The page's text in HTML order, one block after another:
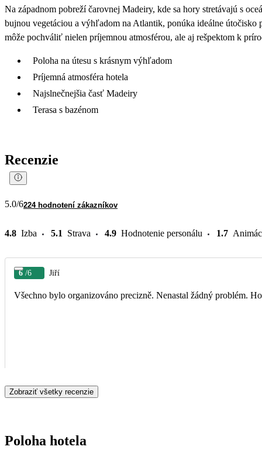
Na západnom pobreží čarovnej Madeiry, kde sa hory stretávajú s
bujnou vegetáciou a výhľadom na Atlantik, ponúka ideálne
môže pochváliť nielen príjemnou atmosférou, ale aj rešpektom k
Poloha na útesu s krásnym výhľadom
Príjemná atmosféra hotela
Najslnečnejšia časť Madeiry
Terasa s bazénom
Recenzie
5.0/6224 hodnotení zákazníkov
4.8 Izba 5.1 Strava 4.9 Hodnotenie personálu 1.7
6 /6 Jiří
Všechno bylo organizováno precizně. Nenastal žádný problém.
Zobraziť všetky recenzie
Poloha hotela